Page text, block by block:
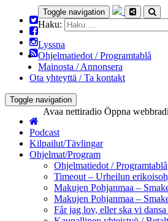
Toggle navigation
Haku:
Lyssna
Ohjelmatiedot / Programtablå
Mainosta / Annonsera
Ota yhteyttä / Ta kontakt
Toggle navigation
Avaa nettiradio Öppna
Podcast
Kilpailut/Tävlingar
Ohjelmat/Program
Ohjelmatiedot / Programtablå
Timeout – Urheilun
Makujen Pohjanmaa –
Makujen Pohjanmaa –
Får jag lov, eller ska vi